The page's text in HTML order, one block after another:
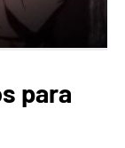
para